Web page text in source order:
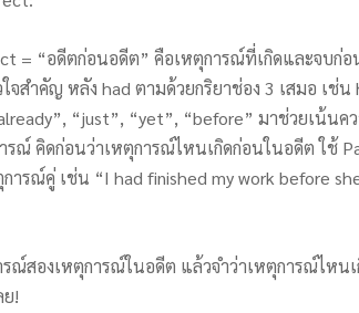
= “อดีตก่อนอดีต” คือเหตุการณ์ที่เกิดและจบก่อ
จสำคัญ หลัง had ตามด้วยกริยาช่อง 3 เสมอ เช่น
“just”, “yet”, “before” มาช่วยเน้น
รณ์ คิดก่อนว่าเหตุการณ์ไหนเกิดก่อนในอดีต ใช้
ารณ์คู่ เช่น “I had finished my work before
ณ์สองเหตุการณ์ในอดีต แล้วจำว่าเหตุการณ์ไหน
!